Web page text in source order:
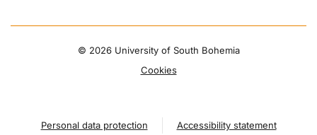
© 2026 University of South Bohemia
Cookies
Personal data protection Accessibility statement